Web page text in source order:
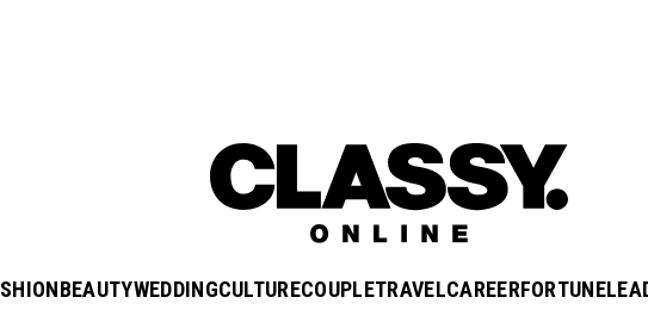
BEAUTYWEDDINGCULTURECOUPLETRAVELCAREERFORTUNE